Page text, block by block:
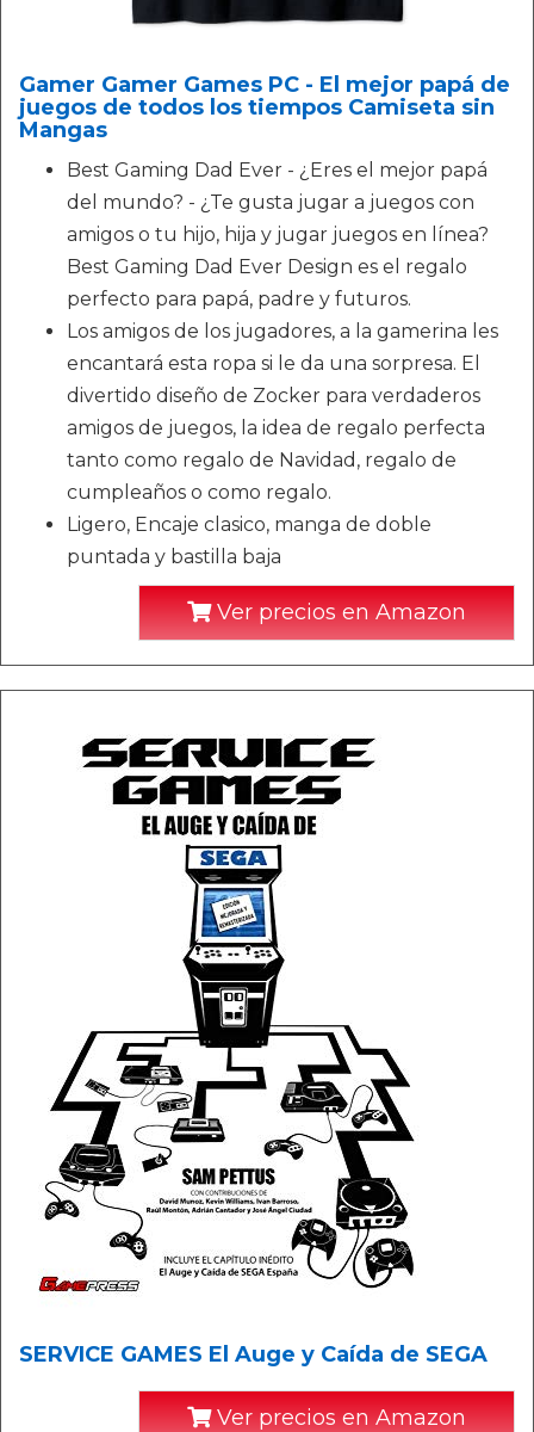
Gamer Gamer Games PC - El mejor papá de
juegos de todos los tiempos Camiseta sin
Mangas
Best Gaming Dad Ever - ¿Eres el mejor papá
del mundo? - ¿Te gusta jugar a juegos con
amigos o tu hijo, hija y jugar juegos en línea?
Best Gaming Dad Ever Design es el regalo
perfecto para papá, padre y futuros.
Los amigos de los jugadores, a la gamerina les
encantará esta ropa si le da una sorpresa. El
divertido diseño de Zocker para verdaderos
amigos de juegos, la idea de regalo perfecta
tanto como regalo de Navidad, regalo de
cumpleaños o como regalo.
Ligero, Encaje clasico, manga de doble
puntada y bastilla baja
Ver precios en Amazon
SERVICE GAMES El Auge y Caída de SEGA
Ver precios en Amazon